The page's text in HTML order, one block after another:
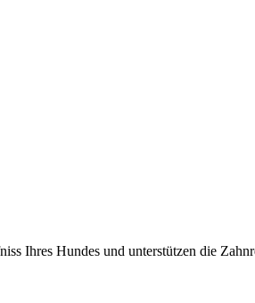
Ihres Hundes und unterstützen die